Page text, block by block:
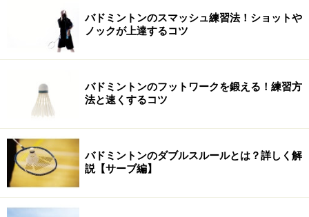
バドミントンのスマッシュ練習法！ショットや
ノックが上達するコツ
バドミントンのフットワークを鍛える！練習方
法と速くするコツ
バドミントンのダブルスルールとは？詳しく解
説【サーブ編】